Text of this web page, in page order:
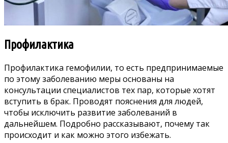
Профилактика
Профилактика гемофилии, то есть предпринимаемые
по этому заболеванию меры основаны на
консультации специалистов тех пар, которые хотят
вступить в брак. Проводят пояснения для людей,
чтобы исключить развитие заболеваний в
дальнейшем. Подробно рассказывают, почему так
происходит и как можно этого избежать.